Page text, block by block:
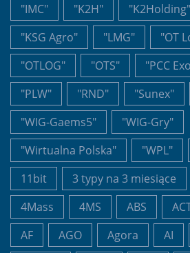
"IMC"
"K2H" "K2Holding"
"KSG Agro"
"LMG"
"OT
"OTLOG"
"OTS" "PCC
"PLW"
"RND" "Sunex"
"WIG-Gaems5"
"WIG-Gry"
"Wirtualna Polska"
"WPL"
11bit
3 typy na 3 miesiące
4Mass
4MS ABS
AF
AGO Agora AI